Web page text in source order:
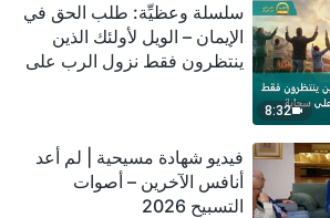
8:32
سلسلة وعظيِّة: طلب الحق في
الإيمان – الويل لأولئك الذين
ينتظرون فقط نزول الرب على
فيديو شهادة مسيحية | لم أعد
أنافس الآخرين – أصوات
التسبيح 2026